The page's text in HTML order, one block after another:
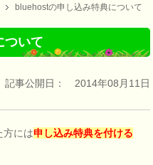
bluehostの申し込み特典について
ついて
記事公開日： 2014年08月11日
方には申し込み特典を付ける